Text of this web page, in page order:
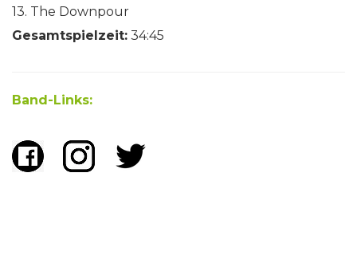
13. The Downpour
Gesamtspielzeit: 34:45
Band-Links: